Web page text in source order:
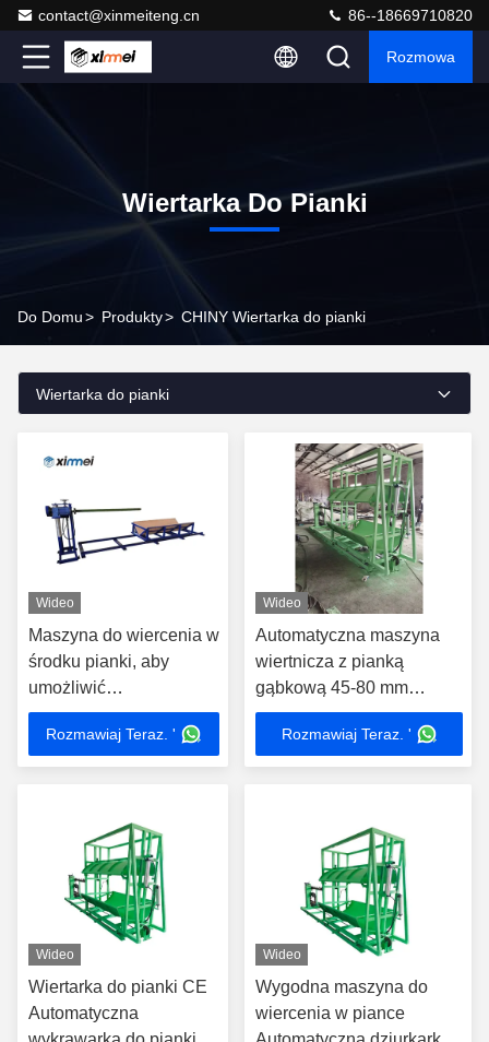
contact@xinmeiteng.cn 86--18669710820
Rozmowa
Wiertarka Do Pianki
Do Domu> Produkty> CHINY Wiertarka do pianki
Wiertarka do pianki
Wideo
Maszyna do wiercenia w
środku pianki, aby
umożliwić
wprowadzenie szponki
do peelingu maszyny
skifowania pianki
nieskończenie długie
rolki jako maszyna Pr do
przetwarzania peelingu
Rozmawiaj Teraz. '
Wideo
Automatyczna maszyna
wiertnicza z pianką
gąbkową 45-80 mm
średnica / 500-2300 mm
długość
Rozmawiaj Teraz. '
Wideo
Wiertarka do pianki CE
Automatyczna
Wideo
Wygodna maszyna do
wiercenia w piance